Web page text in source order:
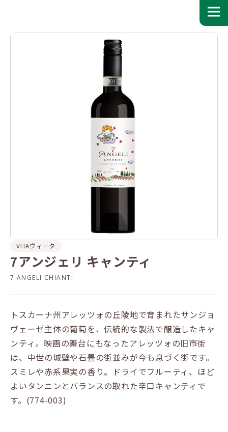
VITAヴィータ
7アンジェリ キャンティ
7 ANGELI CHIANTI
トスカーナ州アレッツォの丘陵地で育まれたサンジョ
ヴェーゼ主体の葡萄を、伝統的な製法で醸造したキャ
ンティ。映画の舞台にもなったアレッツォの旧市街
は、中世の城壁や石畳の街並みが今も息づく街です。
スミレや赤系果実の香り。ドライでフルーティ、ほど
よいタンニンとバランスの取れた辛口キャンティで
す。(774-003)